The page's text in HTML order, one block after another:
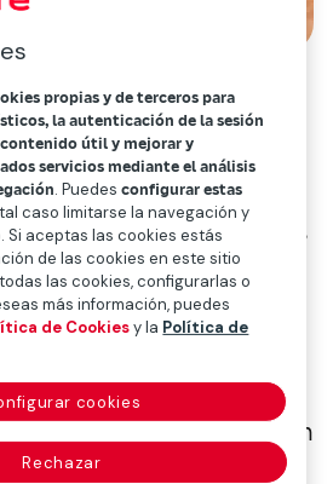
de estas
educación plantea
debates, como la
la privacidad de los datos,
en los resultados
la falta de espíritu
incluso la necesidad de
y la inclusión en el
para todo el
de su origen
propias y de terceros para
la autenticación de la sesión
útil y mejorar y
servicios mediante el análisis
. Puedesconfigurar estas
caso limitarse la navegación y
Si aceptas las cookies estás
de las cookies en este sitio
las cookies, configurarlas o
más información, puedes
de Cookiesy la Política de
cookies
Rechazar